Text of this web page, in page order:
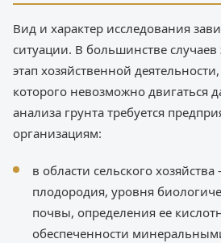
Вид и характер исследования
ситуации. В большинстве
этап хозяйственной
которого невозможно двигаться
анализа грунта требуется
организациям:
в области сельского
плодородия, уровня
почвы, определения ее
обеспеченности